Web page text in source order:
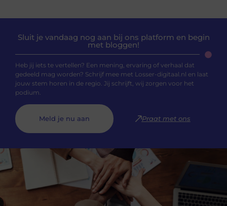
Sluit je vandaag nog aan bij ons platform en begin
met bloggen!
Heb jij iets te vertellen? Een mening, ervaring of verhaal dat
gedeeld mag worden? Schrijf mee met Losser-digitaal.nl en laat
jouw stem horen in de regio. Jij schrijft, wij zorgen voor het
podium.
Meld je nu aan Praat met ons